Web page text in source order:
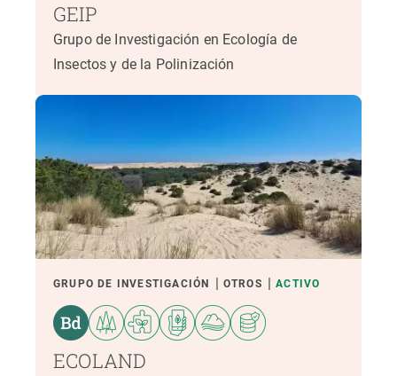
GEIP
Grupo de Investigación en Ecología de
Insectos y de la Polinización
GRUPO DE INVESTIGACIÓN OTROS ACTIVO
ECOLAND